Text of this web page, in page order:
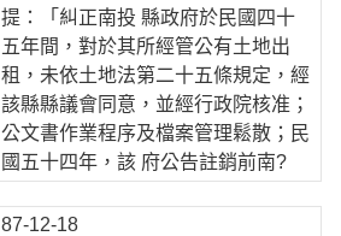
提：「糾正南投 縣政府於民國四十
五年間，對於其所經管公有土地出
租，未依土地法第二十五條規定，經
該縣縣議會同意，並經行政院核准；
公文書作業程序及檔案管理鬆散；民
國五十四年，該 府公告註銷前南?
87-12-18